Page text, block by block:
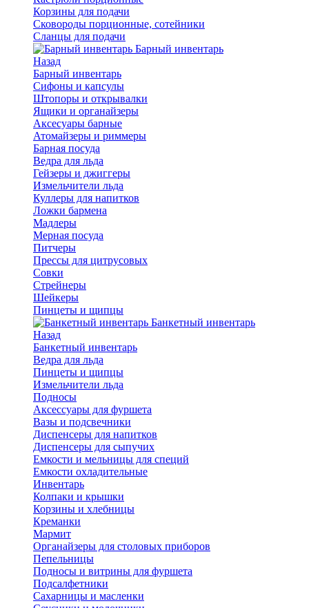
Корзины для подачи
Сковороды порционные, сотейники
Сланцы для подачи
Барный инвентарь
Назад
Барный инвентарь
Сифоны и капсулы
Штопоры и открывалки
Ящики и органайзеры
Аксесуары барные
Атомайзеры и риммеры
Барная посуда
Ведра для льда
Гейзеры и джиггеры
Измельчители льда
Куллеры для напитков
Ложки бармена
Мадлеры
Мерная посуда
Питчеры
Прессы для цитрусовых
Совки
Стрейнеры
Шейкеры
Пинцеты и щипцы
Банкетный инвентарь
Назад
Банкетный инвентарь
Ведра для льда
Пинцеты и щипцы
Измельчители льда
Подносы
Аксессуары для фуршета
Вазы и подсвечники
Диспенсеры для напитков
Диспенсеры для сыпучих
Емкости и мельницы для специй
Емкости охладительные
Инвентарь
Колпаки и крышки
Корзины и хлебницы
Креманки
Мармит
Органайзеры для столовых приборов
Пепельницы
Подносы и витрины для фуршета
Подсалфетники
Сахарницы и масленки